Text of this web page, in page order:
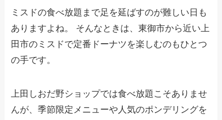
ミスドの食べ放題まで足を延ばすのが難しい日も
ありますよね。 そんなときは、東御市から近い上
田市のミスドで定番ドーナツを楽しむのもひとつ
の手です。
上田しおだ野ショップでは食べ放題こそありませ
んが、季節限定メニューや人気のポンデリングを